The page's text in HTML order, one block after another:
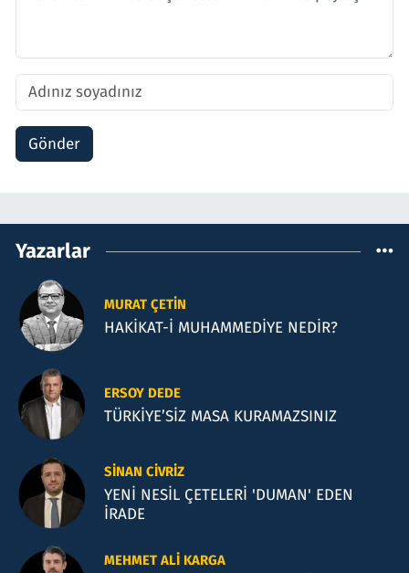
Gönder
Yazarlar
MURAT ÇETIN
HAKİKAT-İ MUHAMMEDİYE NEDİR?
ERSOY DEDE
TÜRKİYE’SİZ MASA KURAMAZSINIZ
SINAN CIVRIZ
YENİ NESİL ÇETELERİ 'DUMAN' EDEN
İRADE
MEHMET ALI KARGA